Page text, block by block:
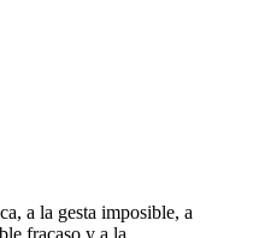
a la gesta imposible, a